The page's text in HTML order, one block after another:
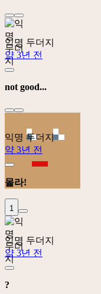
익명 두더지
약 3년 전
not good...
익명 두더지
약 3년 전
몰라!
1
익명 두더지
약 3년 전
?